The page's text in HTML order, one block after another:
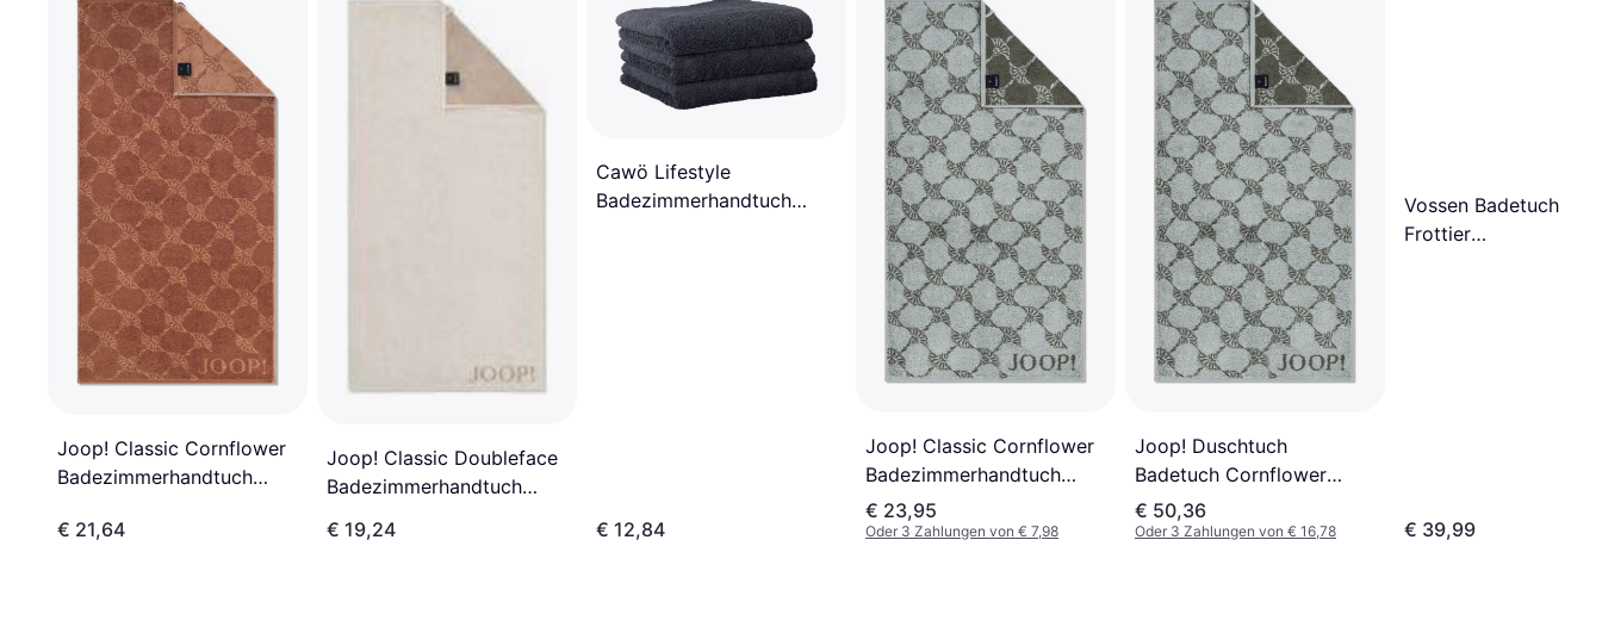
Joop! Classic Cornflower
Badezimmerhandtuch
€ 21,64
Joop! Classic Doubleface
Badezimmerhandtuch
(100x50cm)
€ 19,24
Cawö Lifestyle
Badezimmerhandtuch
€ 12,84
Joop! Classic Cornflower
Badezimmerhandtuch
Grün, Beige, Blau
€ 23,95
Oder 3 Zahlungen von € 7,98
Joop! Duschtuch
Badetuch Cornflower
1611-47
Badezimmerhandtuch
€ 50,36
Oder 3 Zahlungen von € 16,78
Vossen Badetuch
Frottier
€ 39,99